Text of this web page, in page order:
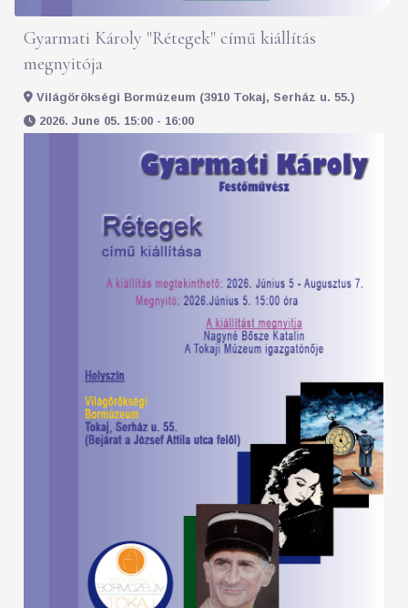
Gyarmati Károly "Rétegek" című kiállítás
megnyitója
Világörökségi Bormúzeum (3910 Tokaj, Serház u. 55.)
2026. June 05. 15:00 - 16:00